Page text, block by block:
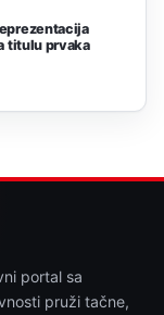
titulu prvaka
portal sa
pruži tačne,